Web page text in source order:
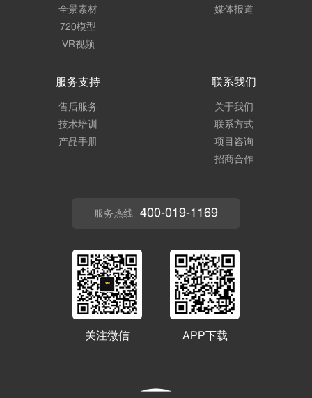
全景素材
720模型
VR视频
媒体报道
服务支持
售后服务
技术培训
产品手册
联系我们
关于我们
联系方式
项目咨询
招商合作
服务热线 400-019-1169
关注微信 APP下载